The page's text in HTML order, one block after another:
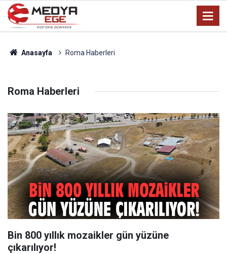
Anasayfa Roma Haberleri
Roma Haberleri
Bin 800 yıllık mozaikler gün yüzüne
çıkarılıyor!